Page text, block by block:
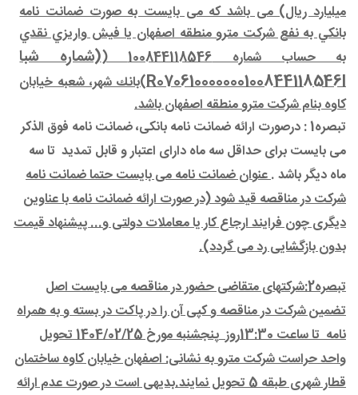
میلیارد ریال) می باشد که می بایست به صورت ضمانت نامه
بانكي به نفع شرکت مترو منطقه اصفهان يا فيش واريزي نقدي
به حساب شماره 100844118546 (
(شماره شبا
I
R070610000000100844118546)بانك شهر، شعبه خیابان
کاوه بنام شرکت مترو منطقه اصفهان باشد.
تبصره1 : درصورت ارائه ضمانت نامه بانکی، ضمانت نامه فوق الذکر
می بايست برای حداقل سه ماه دارای اعتبار و قابل تمديد تا سه
ماه دیگر باشد .عنوان ضمانت نامه می بایست حتماضمانت نامه
شرکت در مناقصهقید شود (در صورت ارائه ضمانت نامه با عناوین
دیگری چون فرایند ارجاع کار یا معاملات دولتی و... پیشنهاد قیمت
بدون بازگشایی رد می گردد).
تبصره2:شرکتهای متقاضی حضور در مناقصه می بایست اصل
تضمین شرکت در مناقصه و کپی آن را در پاکت در بسته و به همراه
نامه تا ساعت 13:30روز
پنجشنبه مورخ 1404/02/25 تحویل
واحد حراست شرکت مترو به نشانی: اصفهان خیابان کاوه ساختمان
قطار شهری طبقه 5 تحویل نمایند.بدیهی است در صورت عدم ارائه